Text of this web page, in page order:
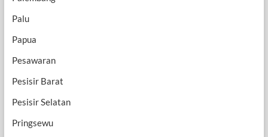
Palu
Papua
Pesawaran
Pesisir Barat
Pesisir Selatan
Pringsewu